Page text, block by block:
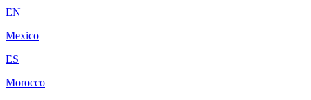
EN
Mexico
ES
Morocco